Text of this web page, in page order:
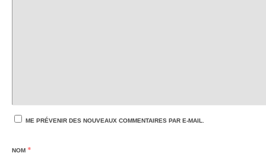
ME PRÉVENIR DES NOUVEAUX COMMENTAIRES PAR E-MAIL.
NOM *